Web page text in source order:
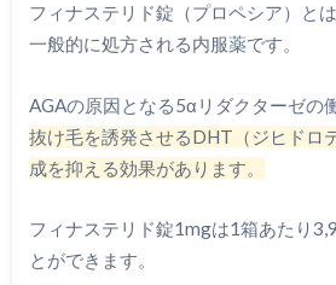
フィナステリド錠（プロペシア）と
一般的に処方される内服薬です。
AGAの原因となる5αリダクターゼの
抜け毛を誘発させるDHT（ジヒドロ
成を抑える効果があります。
フィナステリド錠1mgは1箱あたり
とができます。